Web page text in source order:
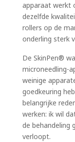
apparaat werkt
dezelfde
rollers op de
onderling sterk
De SkinPen®
microneedling-
weinige
goedkeuring
belangrijke
werken: ik wil
de behandeling
verloopt.